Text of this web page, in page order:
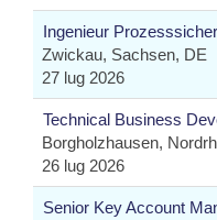
Ingenieur
Zwickau, Sachsen, DE
27 lug 2026
Technical Business
Borgholzhausen,
26 lug 2026
Senior Key Account